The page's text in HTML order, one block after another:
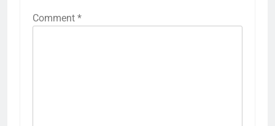
Comment *